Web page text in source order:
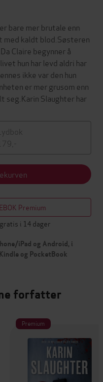
bare mer brutale enn
med kaldt blod.Søsteren
Claire begynner å
hun har levd aldri har
ikke var den hun
er mer grusom enn
seg.Karin Slaughter har
Lydbok
Premium
i 14 dager
iPad og Android, i
og PocketBook
forfatter
Premium